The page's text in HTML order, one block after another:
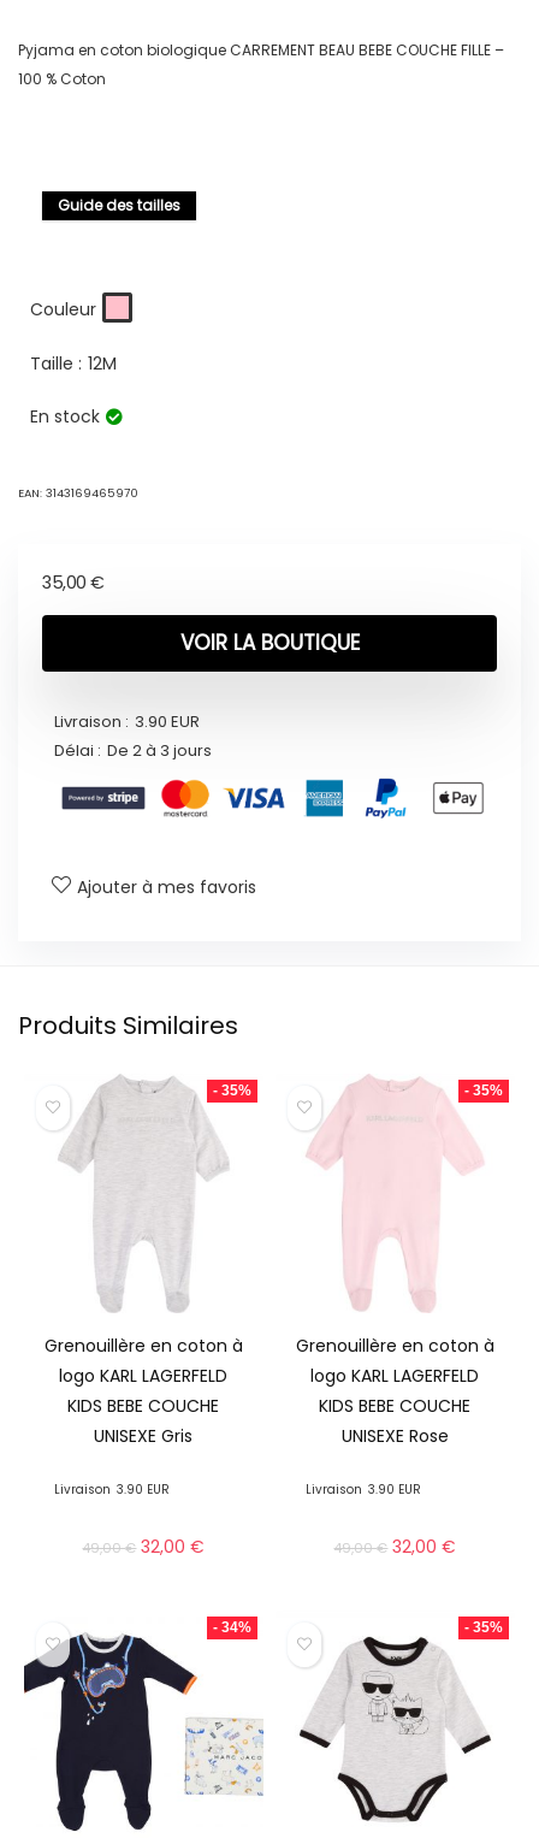
Pyjama en coton biologique CARREMENT BEAU BEBE COUCHE FILLE –
100 % Coton
Guide des tailles
Couleur
Taille : 12M
En stock
EAN: 3143169465970
35,00 €
VOIR LA BOUTIQUE
Livraison : 3.90 EUR
Délai : De 2 à 3 jours
Ajouter à mes favoris
Produits Similaires
- 35%
Grenouillère en coton à
logo KARL LAGERFELD
KIDS BEBE COUCHE
UNISEXE Gris
Livraison 3.90 EUR
49,00€ 32,00€
- 35%
Grenouillère en coton à
logo KARL LAGERFELD
KIDS BEBE COUCHE
UNISEXE Rose
Livraison 3.90 EUR
49,00€ 32,00€
- 34% - 35%